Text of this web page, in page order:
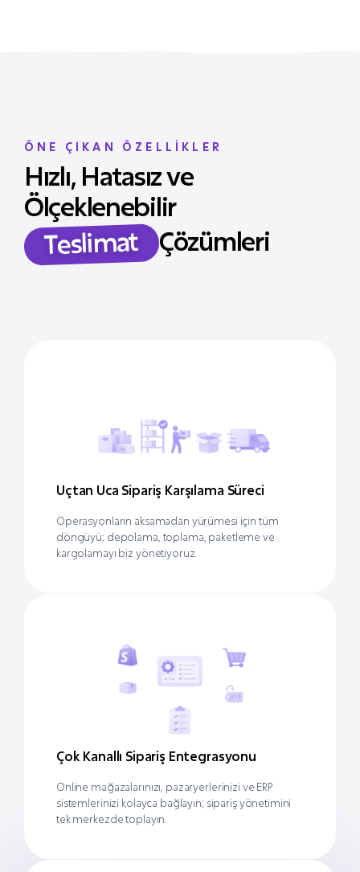
ÖNE ÇIKAN ÖZELLİKLER
Hızlı, Hatasız ve
Ölçeklenebilir
Teslimat Çözümleri
Uçtan Uca Sipariş Karşılama Süreci
Operasyonların aksamadan yürümesi için tüm
döngüyü; depolama, toplama, paketleme ve
kargolamayı biz yönetiyoruz.
Çok Kanallı Sipariş Entegrasyonu
Online mağazalarınızı, pazaryerlerinizi ve ERP
sistemlerinizi kolayca bağlayın; sipariş yönetimini
tek merkezde toplayın.